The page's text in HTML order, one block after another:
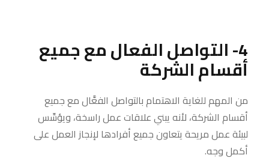
4- التواصل الفعال مع جميع
أقسام الشركة
من المهم للغاية الاهتمام بالتواصل الفعَّال مع جميع
أقسام الشركة، لأنه يبني علاقات عمل راسخة، ويؤسِّس
لبيئة عمل مريحة يتعاون جميع أفرادها لإنجاز العمل على
أكمل وجه.